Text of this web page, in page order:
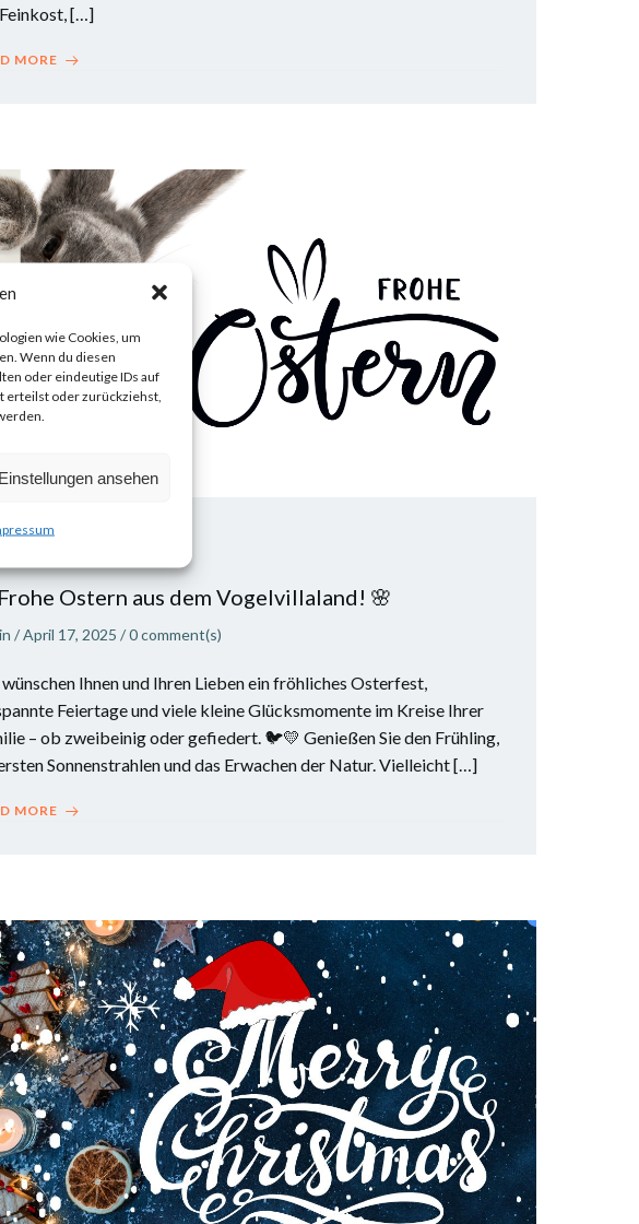
wie Cookies, um
Wenn du diesen
oder eindeutige IDs auf
erteilst oder zurückziehst,
Einstellungen ansehen
[…]
MORE
Ostern aus dem Vogelvillaland! 🌸
/April 17, 2025 /0comment(s)
Ihnen und Ihren Lieben ein fröhliches Osterfest,
Feiertage und viele kleine Glücksmomente im Kreise Ihrer
– ob zweibeinig oder gefiedert. 🐦💛 Genießen Sie den Frühling,
Sonnenstrahlen und das Erwachen der Natur. Vielleicht […]
MORE